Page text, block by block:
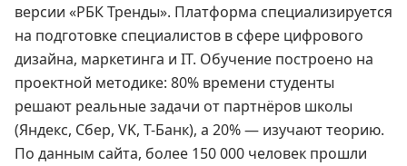
версии «РБК Тренды». Платформа специализируется
на подготовке специалистов в сфере цифрового
дизайна, маркетинга и IT. Обучение построено на
проектной методике: 80% времени студенты
решают реальные задачи от партнёров школы
(Яндекс, Сбер, VK, Т-Банк), а 20% — изучают теорию.
По данным сайта, более 150 000 человек прошли